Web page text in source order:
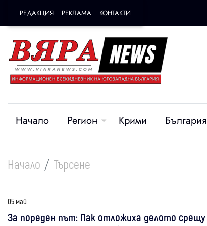
РЕДАКЦИЯ РЕКЛАМА КОНТАКТИ
Начало Регион Крими България
Начало Търсене
05 май
За пореден път: Пак отложиха делото срещу